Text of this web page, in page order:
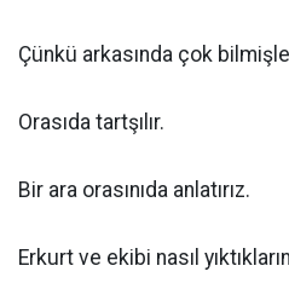
Çünkü arkasında çok
Orasıda tartşılır.
Bir ara orasınıda anlatırız.
Erkurt ve ekibi nasıl